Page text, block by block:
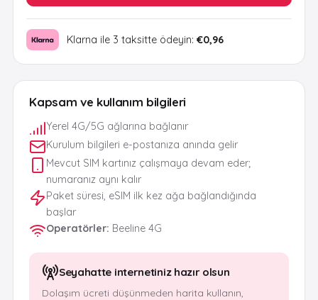
Kapsam ve kullanım bilgileri
Yerel 4G/5G ağlarına bağlanır
Kurulum bilgileri e-postanıza anında gelir
Mevcut SIM kartınız çalışmaya devam eder;
numaranız aynı kalır
Paket süresi, eSIM ilk kez ağa bağlandığında
başlar
Operatörler: Beeline 4G
Seyahatte internetiniz hazır olsun
Dolaşım ücreti düşünmeden harita kullanın,
Klarna ile 3 taksitte ödeyin: €0,96